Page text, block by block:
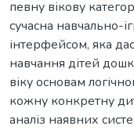
певну вікову
сучасна навчально-
інтерфейсом, яка
навчання дітей
віку основам
кожну конкретну
аналіз наявних